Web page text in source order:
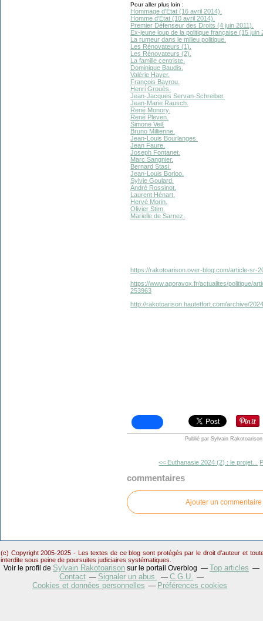
Pour aller plus loin :
Hommage d'État (16 avril 2014).
Homme d’État (10 avril 2014).
Premier Défenseur des Droits (4 juin 2011).
Ex-jeune loup de la politique française (15 juin
La rumeur dans le milieu politique.
Les Rénovateurs (1).
Les Rénovateurs (2).
La famille centriste.
Dominique Baudis.
Valérie Hayer.
François Bayrou.
Henri Grouès.
Jean-Jacques Servan-Schreiber.
Jean-Marie Rausch.
René Monory.
René Pleven.
Simone Veil.
Bruno Millienne.
Jean-Louis Bourlanges.
Jean Faure.
Joseph Fontanet.
Marc Sangnier.
Bernard Stasi.
Jean-Louis Borloo.
Sylvie Goulard.
André Rossinot.
Laurent Hénart.
Hervé Morin.
Olivier Stirn.
Marielle de Sarnez.
https://rakotoarison.over-blog.com/article-sr-
https://www.agoravox.fr/actualites/politique/
253963
http://rakotoarison.hautetfort.com/archive/
Publié par Sylvain Rakotoarison
<< Euthanasie 2024 (2) : le projet...
commentaires
Ajouter un commentaire
(c) Copyright 2005-2025 - Les textes de ce blog sont protégés par le droit d'auteur et
interdite sous peine de poursuites judiciaires systématiques.
Voir le profil de Sylvain Rakotoarison sur le portail Overblog
Top articles
Contact
Signaler un abus
C.G.U.
Cookies et données personnelles
Préférences cookies